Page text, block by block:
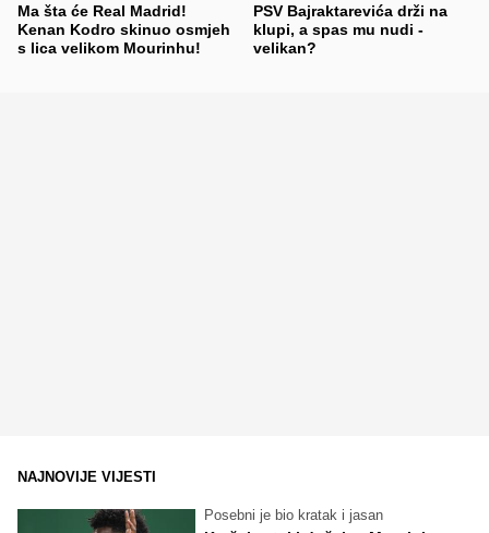
Ma šta će Real Madrid!
Kenan Kodro skinuo osmjeh
s lica velikom Mourinhu!
PSV Bajraktarevića drži na
klupi, a spas mu nudi -
velikan?
NAJNOVIJE VIJESTI
Posebni je bio kratak i jasan